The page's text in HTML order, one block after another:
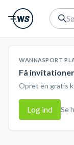
WANNASPORT
Få
Opret en gratis
Log ind Se